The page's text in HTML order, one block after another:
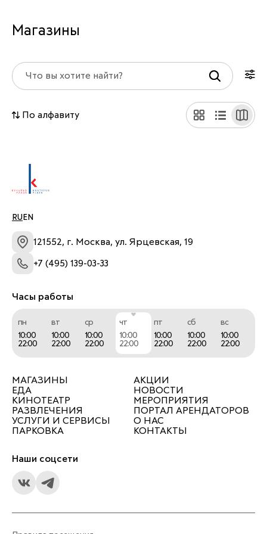
Магазины
По алфавиту
RU EN
121552, г. Москва, ул. Ярцевская, 19
+7 (495) 139-03-33
Часы работы
пн
10:00
22:00
вт
10:00
22:00
ср
10:00
22:00
чт
10:00
22:00
пт
10:00
22:00
сб
10:00
22:00
вс
10:00
22:00
МАГАЗИНЫ
ЕДА
КИНОТЕАТР
РАЗВЛЕЧЕНИЯ
УСЛУГИ И СЕРВИСЫ
ПАРКОВКА
АКЦИИ
НОВОСТИ
МЕРОПРИЯТИЯ
ПОРТАЛ АРЕНДАТОРОВ
О НАС
КОНТАКТЫ
Наши соцсети